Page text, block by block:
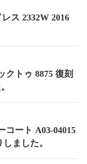
ス 2332W 2016
クトゥ 8875 復刻
コート A03-04015
ました。